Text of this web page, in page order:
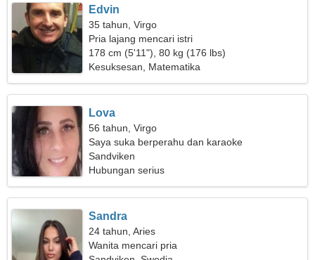
Edvin
35 tahun, Virgo
Pria lajang mencari istri
178 cm (5'11"), 80 kg (176 lbs)
Kesuksesan, Matematika
Lova
56 tahun, Virgo
Saya suka berperahu dan karaoke
Sandviken
Hubungan serius
Sandra
24 tahun, Aries
Wanita mencari pria